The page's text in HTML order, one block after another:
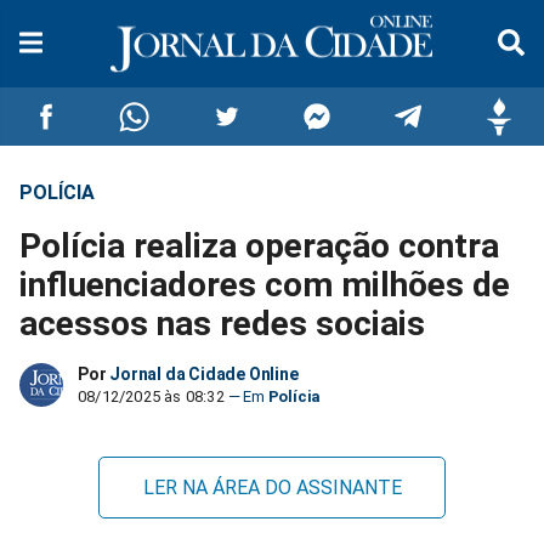
Compartilhar
no
Facebook
Compartilhar
no
Whatsapp
no
Twitter
no
Messenger
no
Telegram
no
POLÍCIA
Polícia realiza operação contra
influenciadores com milhões de
acessos nas redes sociais
Por Jornal da Cidade Online
08/12/2025 às 08:32 Polícia
LER NA ÁREA DO ASSINANTE